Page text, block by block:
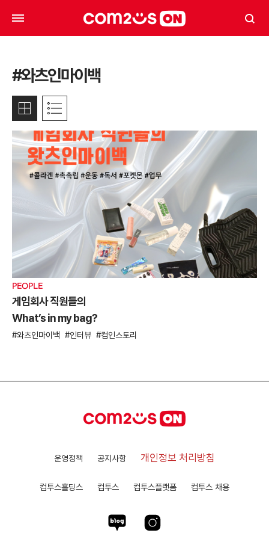
#와츠인마이백
PEOPLE
게임회사 직원들의
What’s in my bag?
와츠인마이백 인터뷰 컴인스토리
운영정책 공지사항 개인정보 처리방침
컴투스홀딩스 컴투스 컴투스플랫폼 컴투스 채용